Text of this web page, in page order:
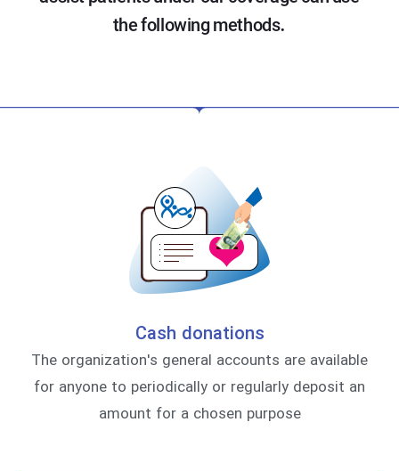
the following methods.
Cash donations
The organization's general accounts are available
for anyone to periodically or regularly deposit an
amount for a chosen purpose